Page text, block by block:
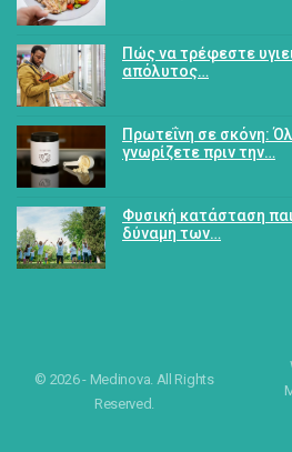
Πώς να τρέφεστε
απόλυτος…
Πρωτεΐνη σε σκόνη:
γνωρίζετε πριν την…
Φυσική κατάσταση
δύναμη των…
© 2026 - Medinova. All Rights
Reserved.